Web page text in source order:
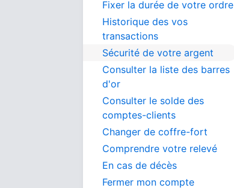
Fixer la durée de votre ordre
Historique des vos
transactions
Sécurité de votre argent
Consulter la liste des barres
d'or
Consulter le solde des
comptes-clients
Changer de coffre-fort
Comprendre votre relevé
En cas de décès
Fermer mon compte